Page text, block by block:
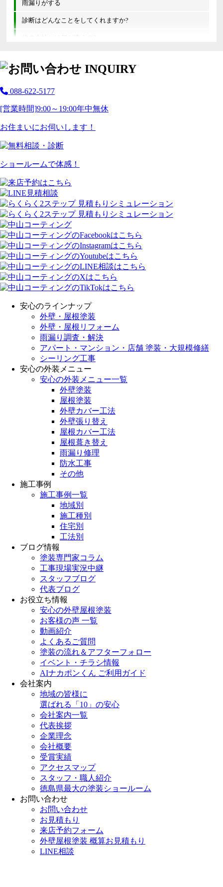
雨漏りがする
診断はどんなことをしてくれますか?
他の会社とは何が違うの?
088-622-5177
[営業時間]9:00～19:00年中無休
お住まいにお伺いします！
ショールームで体感！
安心のラインナップ
外壁・屋根塗装
外壁・屋根リフォーム
雨漏り調査・解決
アパート・マンション・店舗 塗装・大規模修繕
シーリング工事
安心の外装メニュー
安心の外装メニュー一覧
外壁塗装
屋根塗装
外壁カバー工法
外壁張り替え
屋根カバー工法
屋根葺き替え
雨漏り修理
防水工事
その他
施工事例
施工事例一覧
地域別
施工種別
住宅別
工法別
ブログ情報
塗装専門家コラム
工事現場実況中継
スタッフブログ
代表ブログ
お役立ち情報
安心の外壁屋根塗装
お客様の声 一覧
動画紹介
よくあるご質問
塗装の流れ＆アフターフォロー
イベント・チラシ情報
AIナカポンくん ご利用ガイド
会社案内
地域の皆様に
選ばれる「10」の安心
会社案内一覧
代表挨拶
企業理念
会社概要
受賞実績
アクセスマップ
スタッフ・職人紹介
徳島県最大の塗装ショールーム
お問い合わせ
お問い合わせ
お見積もり
来店予約フォーム
外壁屋根塗装 概算お見積もり
LINE相談